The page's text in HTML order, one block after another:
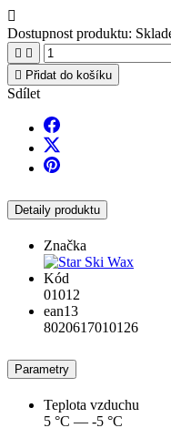

Dostupnost produktu:
 
 Přidat do košíku
Sdílet
Detaily produktu
Značka
Kód
01012
ean13
8020617010126
Parametry
Teplota vzduchu
5 °C — -5 °C